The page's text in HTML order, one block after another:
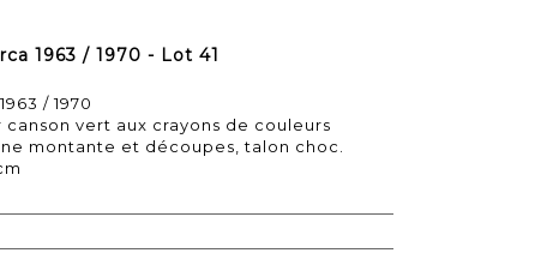
1963 / 1970 - Lot 41
/ 1970
vert aux crayons de couleurs
montante et découpes, talon choc.